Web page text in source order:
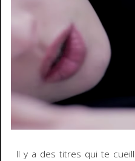
Il y a des titres qui te